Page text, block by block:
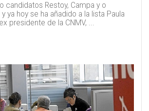
candidatos Restoy, Campa y o
ya hoy se ha añadido a la lista Paula
presidente de la CNMV, ...